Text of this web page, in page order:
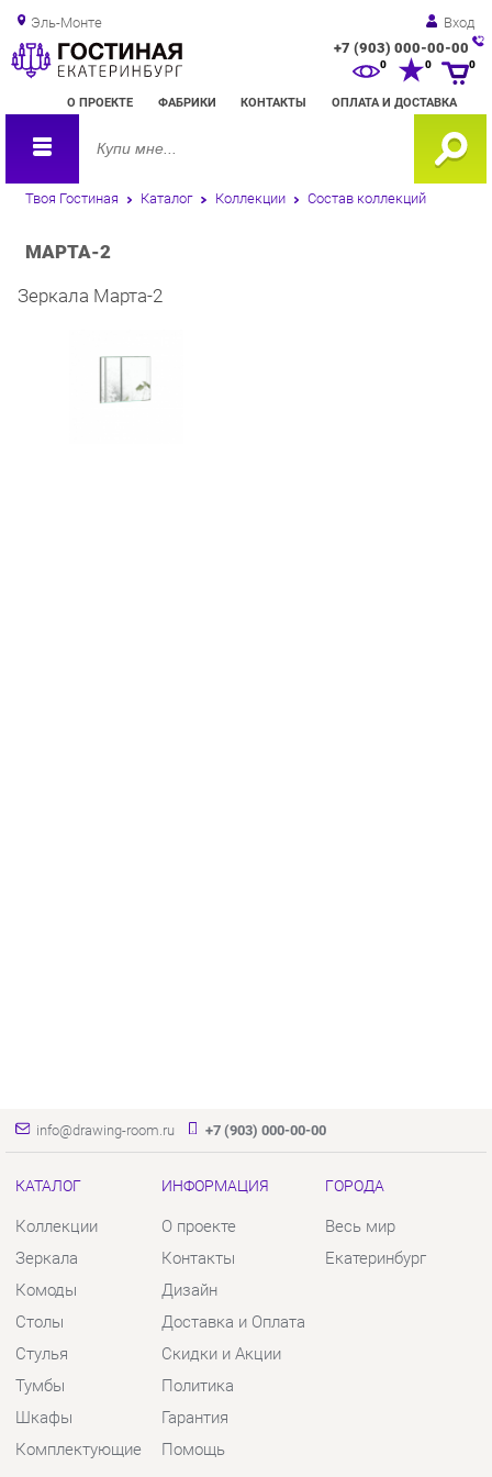
Эль-Монте Вход
+7 (903) 000-00-00
О ПРОЕКТЕ ФАБРИКИ КОНТАКТЫ ОПЛАТА И ДОСТАВКА
0 0
Твоя Гостиная Каталог Коллекции Состав коллекций
МАРТА-2
Зеркала Марта-2
КАТАЛОГ
Коллекции
Комоды
Столы
Стулья
Тумбы
Шкафы
Комплектующие
ИНФОРМАЦИЯ
О проекте
Дизайн
Доставка и Оплата
Скидки и Акции
Политика
Гарантия
Помощь
ГОРОДА
Весь мир
КОНТАКТЫ